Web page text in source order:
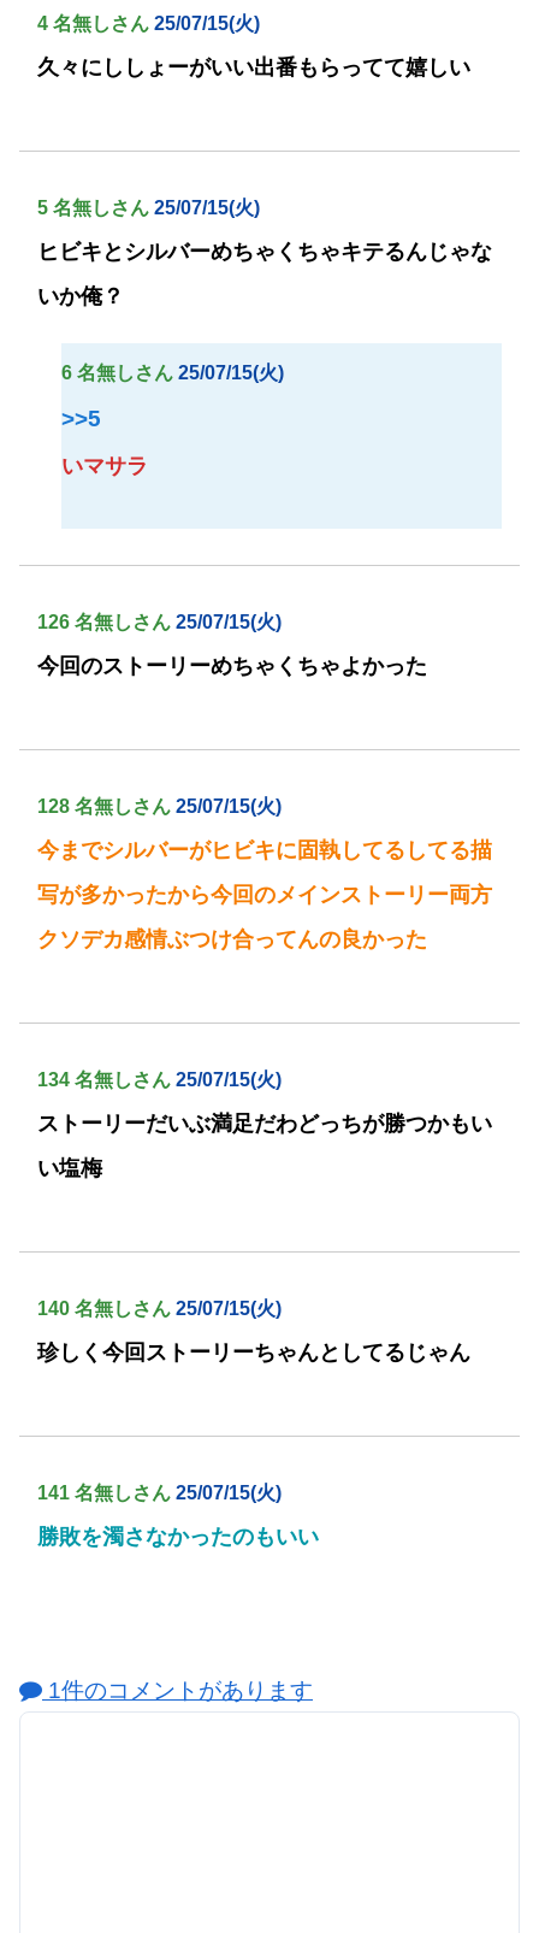
4 名無しさん 25/07/15(火)
久々にししょーがいい出番もらってて嬉しい
5 名無しさん 25/07/15(火)
ヒビキとシルバーめちゃくちゃキテるんじゃな
いか俺？
6 名無しさん 25/07/15(火)
>>5
いマサラ
126 名無しさん 25/07/15(火)
今回のストーリーめちゃくちゃよかった
128 名無しさん 25/07/15(火)
今までシルバーがヒビキに固執してるしてる描
写が多かったから今回のメインストーリー両方
クソデカ感情ぶつけ合ってんの良かった
134 名無しさん 25/07/15(火)
ストーリーだいぶ満足だわどっちが勝つかもい
い塩梅
140 名無しさん 25/07/15(火)
珍しく今回ストーリーちゃんとしてるじゃん
141 名無しさん 25/07/15(火)
勝敗を濁さなかったのもいい
1件のコメントがあります